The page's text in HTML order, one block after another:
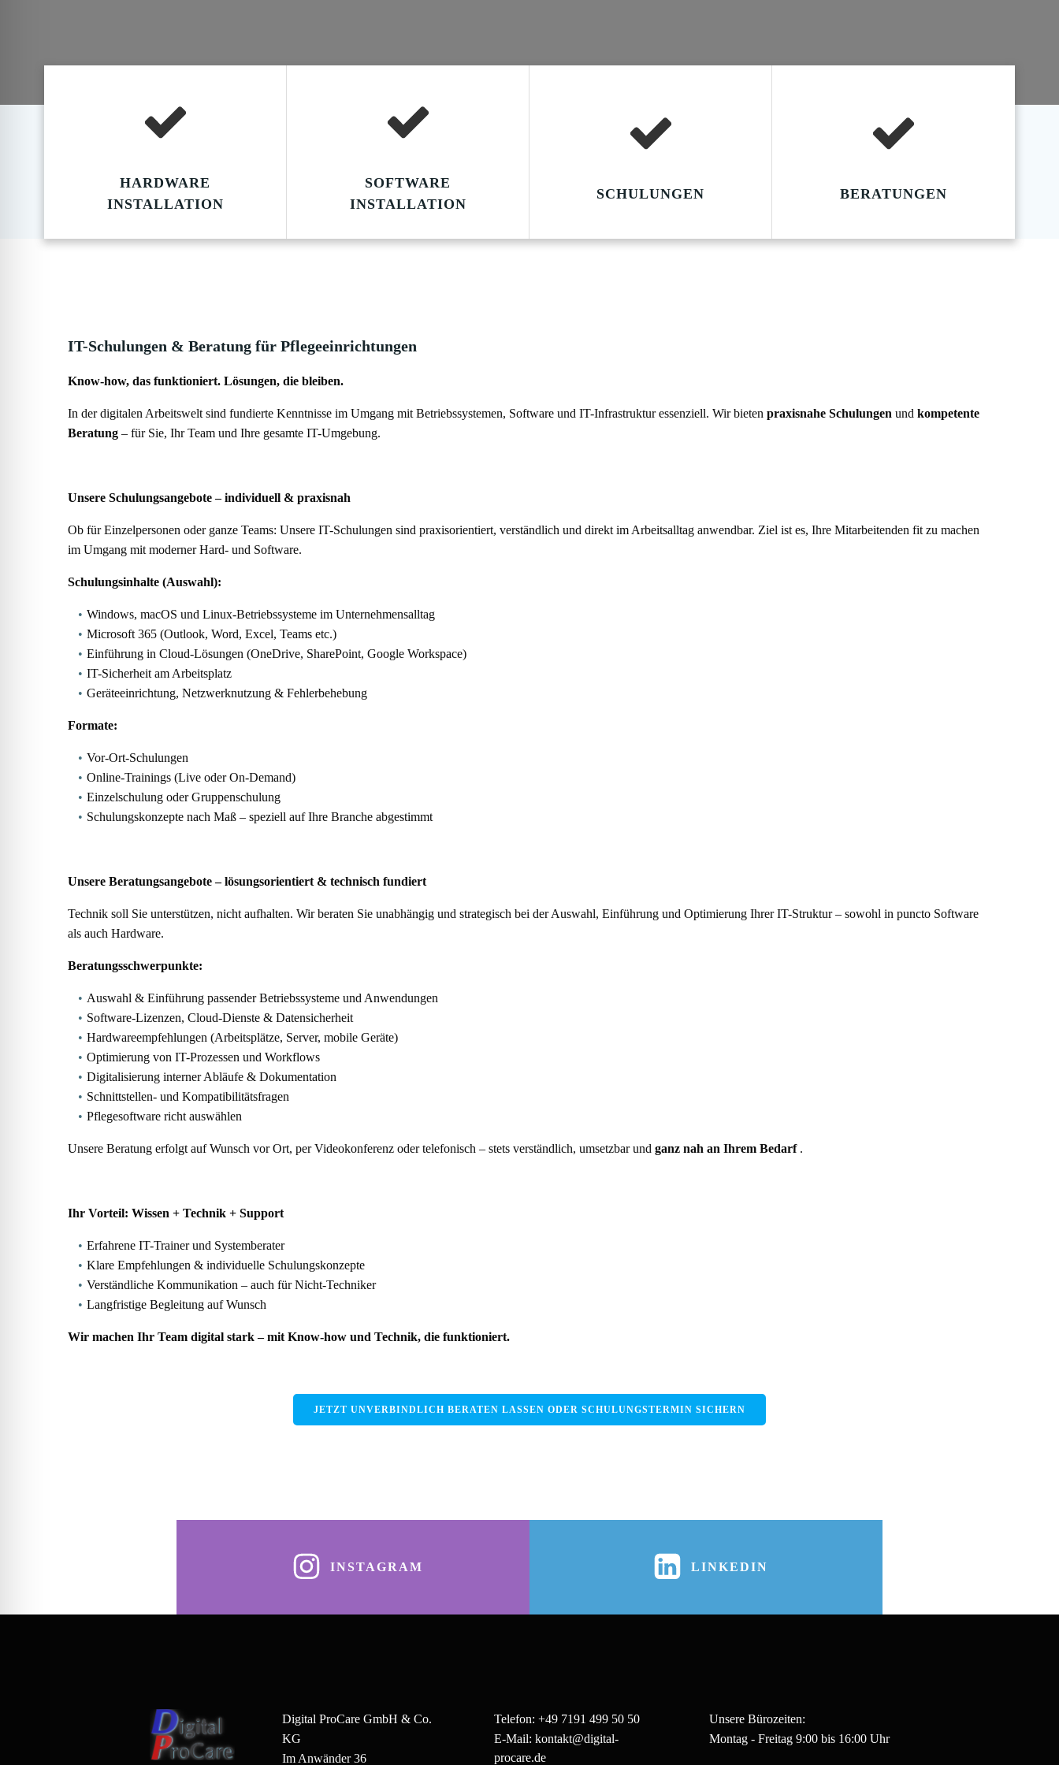
HARDWARE
INSTALLATION
SOFTWARE
INSTALLATION
SCHULUNGEN BERATUNGEN
IT-Schulungen & Beratung für Pflegeeinrichtungen
Know-how, das funktioniert. Lösungen, die bleiben.
In der digitalen Arbeitswelt sind fundierte Kenntnisse im Umgang mit Betriebssystemen, Software und IT-Infrastruktur essenziell. Wir bieten praxisnahe Schulungen und kompetente
Beratung – für Sie, Ihr Team und Ihre gesamte IT-Umgebung.
Unsere Schulungsangebote – individuell & praxisnah
Ob für Einzelpersonen oder ganze Teams: Unsere IT-Schulungen sind praxisorientiert, verständlich und direkt im Arbeitsalltag anwendbar. Ziel ist es, Ihre Mitarbeitenden fit zu machen
im Umgang mit moderner Hard- und Software.
Schulungsinhalte (Auswahl):
Windows, macOS und Linux-Betriebssysteme im Unternehmensalltag
Microsoft 365 (Outlook, Word, Excel, Teams etc.)
Einführung in Cloud-Lösungen (OneDrive, SharePoint, Google Workspace)
IT-Sicherheit am Arbeitsplatz
Geräteeinrichtung, Netzwerknutzung & Fehlerbehebung
Formate:
Vor-Ort-Schulungen
Online-Trainings (Live oder On-Demand)
Einzelschulung oder Gruppenschulung
Schulungskonzepte nach Maß – speziell auf Ihre Branche abgestimmt
Unsere Beratungsangebote – lösungsorientiert & technisch fundiert
Technik soll Sie unterstützen, nicht aufhalten. Wir beraten Sie unabhängig und strategisch bei der Auswahl, Einführung und Optimierung Ihrer IT-Struktur – sowohl in puncto Software
als auch Hardware.
Beratungsschwerpunkte:
Auswahl & Einführung passender Betriebssysteme und Anwendungen
Software-Lizenzen, Cloud-Dienste & Datensicherheit
Hardwareempfehlungen (Arbeitsplätze, Server, mobile Geräte)
Optimierung von IT-Prozessen und Workflows
Digitalisierung interner Abläufe & Dokumentation
Schnittstellen- und Kompatibilitätsfragen
Pflegesoftware richt auswählen
Unsere Beratung erfolgt auf Wunsch vor Ort, per Videokonferenz oder telefonisch – stets verständlich, umsetzbar und ganz nah an Ihrem Bedarf .
Ihr Vorteil: Wissen + Technik + Support
Erfahrene IT-Trainer und Systemberater
Klare Empfehlungen & individuelle Schulungskonzepte
Verständliche Kommunikation – auch für Nicht-Techniker
Langfristige Begleitung auf Wunsch
Wir machen Ihr Team digital stark – mit Know-how und Technik, die funktioniert.
JETZT UNVERBINDLICH BERATEN LASSEN ODER SCHULUNGSTERMIN SICHERN
INSTAGRAM LINKEDIN
Digital ProCare GmbH & Co.
KG
Im Anwänder 36
Telefon: +49 7191 499 50 50
E-Mail: kontakt@digital-
procare.de
Unsere Bürozeiten:
Montag - Freitag 9:00 bis 16:00 Uhr